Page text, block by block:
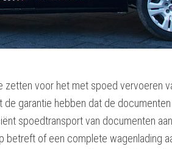
zetten voor het met spoed vervoeren
garantie hebben dat de
spoedtransport van documenten
of een complete wagenlading